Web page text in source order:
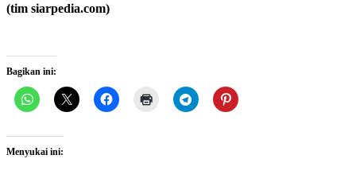
(tim siarpedia.com)
Bagikan ini:
Menyukai ini: